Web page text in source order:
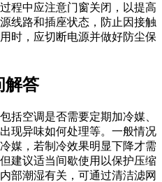
程中应注意门窗关闭，以提高
线路和插座状态，防止因接触
时，应切断电源并做好防尘保
解答
括空调是否需要定期加冷媒、
现异味如何处理等。一般情况
媒，若制冷效果明显下降才需
建议适当间歇使用以保护压缩
部潮湿有关，可通过清洁滤网